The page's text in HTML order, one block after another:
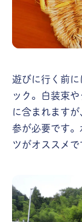
遊びに行く前
ック。白装束
に含まれます
参が必要です
ツがオススメで